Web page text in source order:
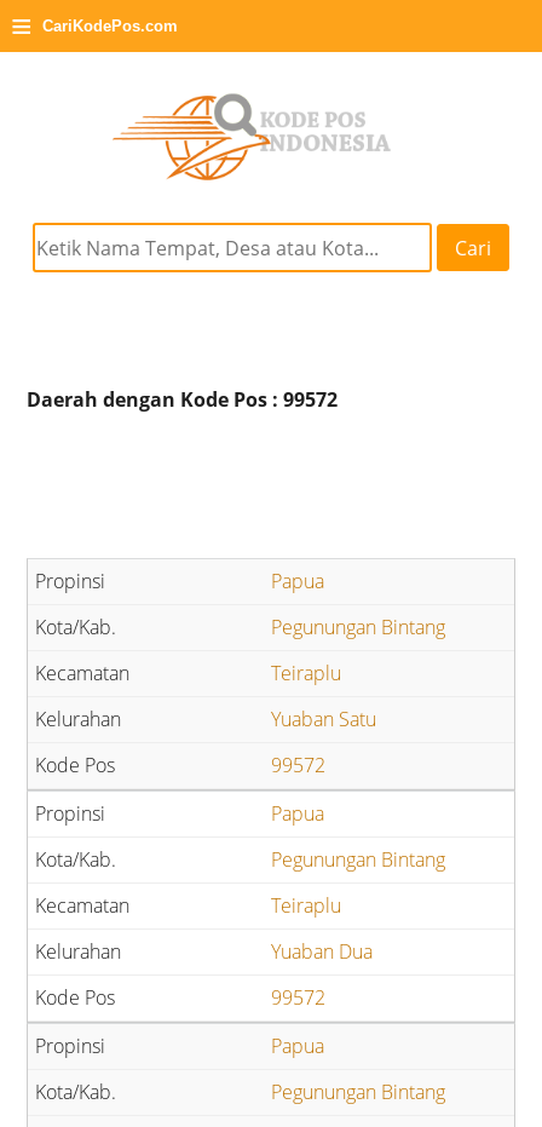
≡ CariKodePos.com
Cari
Daerah dengan Kode Pos : 99572
Papua
Pegunungan Bintang
Teiraplu
Yuaban Satu
99572
Papua
Pegunungan Bintang
Teiraplu
Yuaban Dua
99572
Papua
Pegunungan Bintang